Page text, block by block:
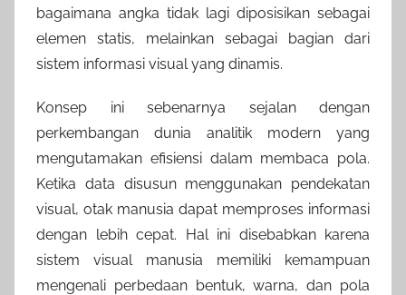
bagaimana angka tidak lagi diposisikan sebagai
elemen statis, melainkan sebagai bagian dari
sistem informasi visual yang dinamis.
Konsep ini sebenarnya sejalan dengan
perkembangan dunia analitik modern yang
mengutamakan efisiensi dalam membaca pola.
Ketika data disusun menggunakan pendekatan
visual, otak manusia dapat memproses informasi
dengan lebih cepat. Hal ini disebabkan karena
sistem visual manusia memiliki kemampuan
mengenali perbedaan bentuk, warna, dan pola